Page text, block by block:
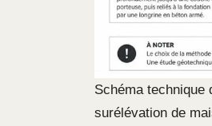
Schéma technique
surélévation de